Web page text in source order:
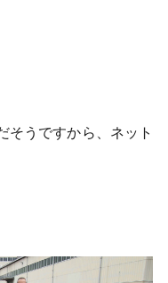
そうですから、ネット